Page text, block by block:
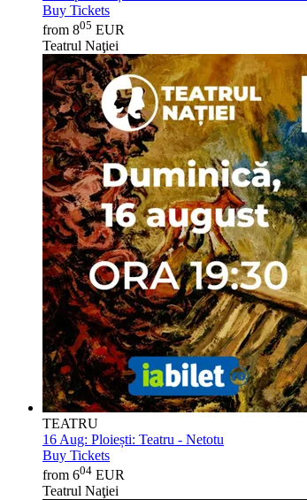
Buy Tickets
from 805 EUR
Teatrul Naţiei
TEATRU
16 Aug: Ploiești: Teatru - Netotu
Buy Tickets
from 604 EUR
Teatrul Naţiei